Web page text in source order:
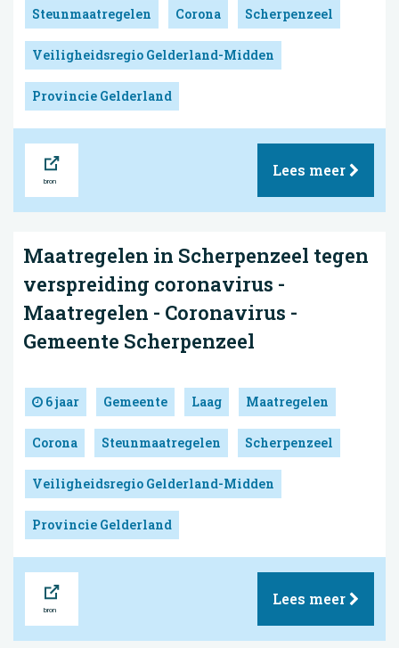
Steunmaatregelen Corona Scherpenzeel
Veiligheidsregio Gelderland-Midden
Provincie Gelderland
Lees meer
Maatregelen in Scherpenzeel tegen
verspreiding coronavirus -
Maatregelen - Coronavirus -
Gemeente Scherpenzeel
6 jaar Gemeente Laag Maatregelen
Corona Steunmaatregelen Scherpenzeel
Veiligheidsregio Gelderland-Midden
Provincie Gelderland
Lees meer